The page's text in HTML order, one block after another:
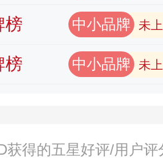
榜 中小品牌 未
榜 中小品牌 未
获得的五星好评/用户评